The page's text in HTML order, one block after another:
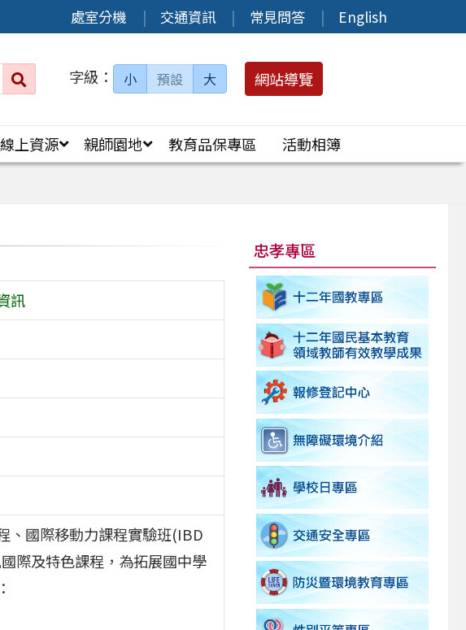
處室分機 交通資訊 常見問答 English
字級： 小 預設 大 網站導覽
線上資源 親師園地 教育品保專區
活動相簿
訊
、國際移動力課程實驗班(IBD
際及特色課程，為拓展國中學
忠孝專區